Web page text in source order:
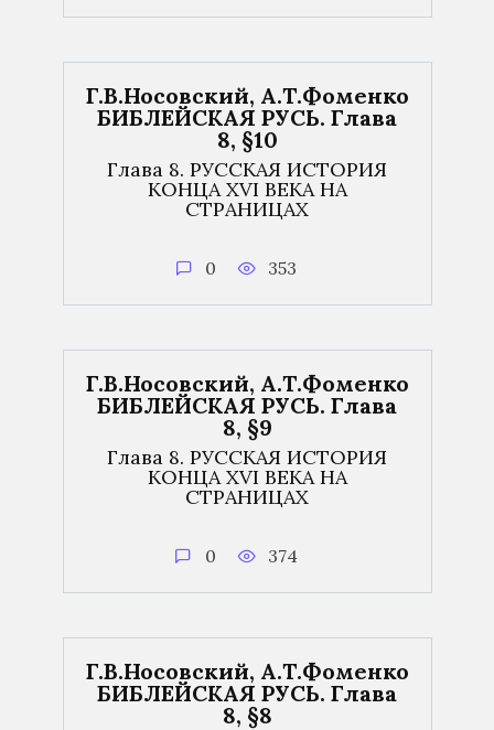
Г.В.Носовский, А.Т.Фоменко
БИБЛЕЙСКАЯ РУСЬ. Глава
8, §10
Глава 8. РУССКАЯ ИСТОРИЯ
КОНЦА XVI ВЕКА НА
СТРАНИЦАХ
0 353
Г.В.Носовский, А.Т.Фоменко
БИБЛЕЙСКАЯ РУСЬ. Глава
8, §9
Глава 8. РУССКАЯ ИСТОРИЯ
КОНЦА XVI ВЕКА НА
СТРАНИЦАХ
0 374
Г.В.Носовский, А.Т.Фоменко
БИБЛЕЙСКАЯ РУСЬ. Глава
8, §8